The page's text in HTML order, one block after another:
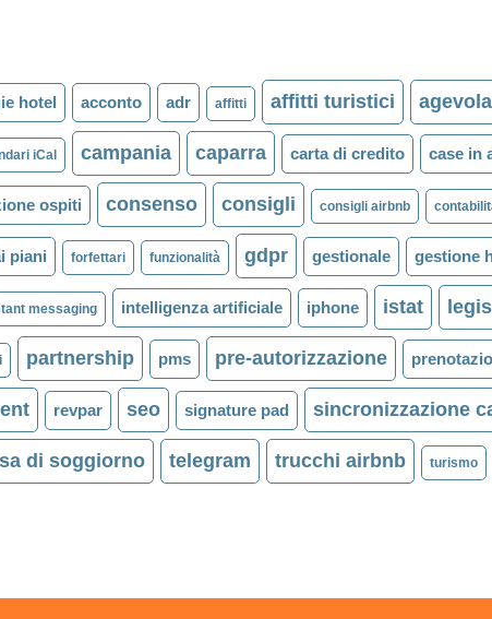
hotel acconto adr affitti affitti turistici
iCal campania caparra carta di credito case in
ospiti consenso consigli consigli airbnb
piani forfettari funzionalità gdpr gestionale gestione
messaging intelligenza artificiale iphone istat
partnership pms pre-autorizzazione
revpar seo signature pad sincronizzazione
di soggiorno telegram trucchi airbnb turismo